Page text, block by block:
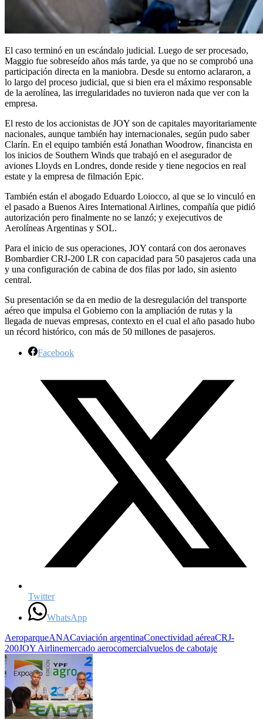
El caso terminó en un escándalo judicial. Luego de ser procesado,
Maggio fue sobreseído años más tarde, ya que no se comprobó una
participación directa en la maniobra. Desde su entorno aclararon, a
lo largo del proceso judicial, que si bien era el máximo responsable
de la aerolínea, las irregularidades no tuvieron nada que ver con la
empresa.
El resto de los accionistas de JOY son de capitales mayoritariamente
nacionales, aunque también hay internacionales, según pudo saber
Clarín. En el equipo también está Jonathan Woodrow, financista en
los inicios de Southern Winds que trabajó en el asegurador de
aviones Lloyds en Londres, donde reside y tiene negocios en real
estate y la empresa de filmación Epic.
También están el abogado Eduardo Loiocco, al que se lo vinculó en
el pasado a Buenos Aires International Airlines, compañía que pidió
autorización pero finalmente no se lanzó; y exejecutivos de
Aerolíneas Argentinas y SOL.
Para el inicio de sus operaciones, JOY contará con dos aeronaves
Bombardier CRJ-200 LR con capacidad para 50 pasajeros cada una
y una configuración de cabina de dos filas por lado, sin asiento
central.
Su presentación se da en medio de la desregulación del transporte
aéreo que impulsa el Gobierno con la ampliación de rutas y la
llegada de nuevas empresas, contexto en el cual el año pasado hubo
un récord histórico, con más de 50 millones de pasajeros.
Facebook
Twitter
WhatsApp
AeroparqueANACaviación argentinaConectividad aéreaCRJ-
200JOY Airlinemercado aerocomercialvuelos de cabotaje